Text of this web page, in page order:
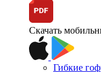
Скачать
Гибкие